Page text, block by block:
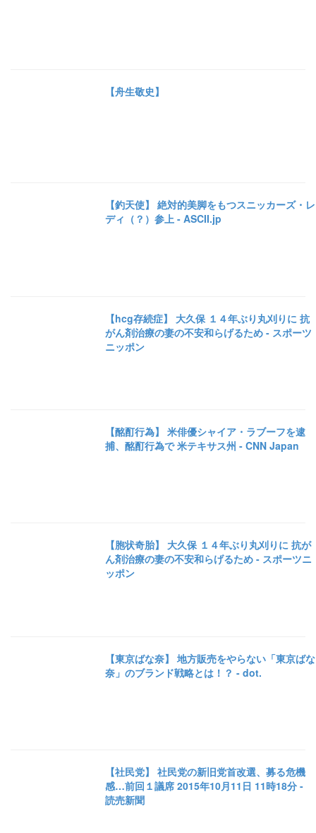
【舟生敬史】
【釣天使】 絶対的美脚をもつスニッカーズ・レ
ディ（？）参上 - ASCII.jp
【hcg存続症】 大久保 １４年ぶり丸刈りに 抗
がん剤治療の妻の不安和らげるため - スポーツ
ニッポン
【酩酊行為】 米俳優シャイア・ラブーフを逮
捕、酩酊行為で 米テキサス州 - CNN Japan
【胞状奇胎】 大久保 １４年ぶり丸刈りに 抗が
ん剤治療の妻の不安和らげるため - スポーツニ
ッポン
【東京ばな奈】 地方販売をやらない「東京ばな
奈」のブランド戦略とは！？ - dot.
【社民党】 社民党の新旧党首改選、募る危機
感…前回１議席 2015年10月11日 11時18分 -
読売新聞